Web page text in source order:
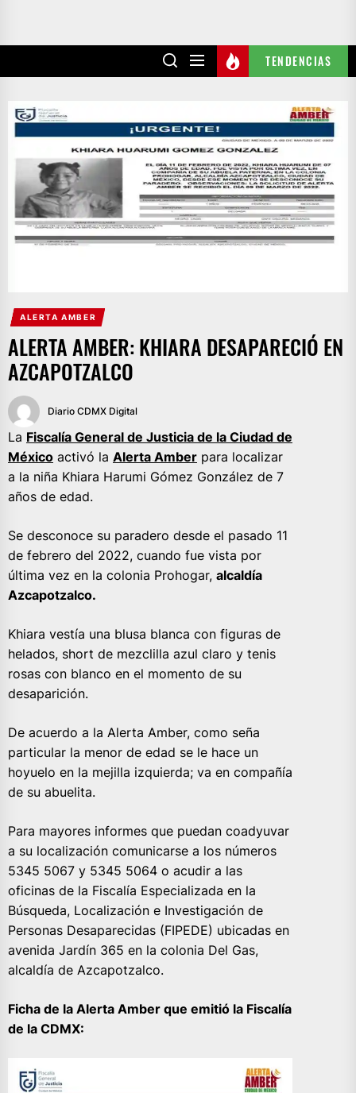
TENDENCIAS
ALERTA AMBER
ALERTA AMBER: KHIARA DESAPARECIÓ EN
AZCAPOTZALCO
Diario CDMX Digital
La Fiscalía General de Justicia de la Ciudad de
México activó la Alerta Amber para localizar
a la niña Khiara Harumi Gómez González de 7
años de edad.
Se desconoce su paradero desde el pasado 11
de febrero del 2022, cuando fue vista por
última vez en la colonia Prohogar, alcaldía
Azcapotzalco.
Khiara vestía una blusa blanca con figuras de
helados, short de mezclilla azul claro y tenis
rosas con blanco en el momento de su
desaparición.
De acuerdo a la Alerta Amber, como seña
particular la menor de edad se le hace un
hoyuelo en la mejilla izquierda; va en compañía
de su abuelita.
Para mayores informes que puedan coadyuvar
a su localización comunicarse a los números
5345 5067 y 5345 5064 o acudir a las
oficinas de la Fiscalía Especializada en la
Búsqueda, Localización e Investigación de
Personas Desaparecidas (FIPEDE) ubicadas en
avenida Jardín 365 en la colonia Del Gas,
alcaldía de Azcapotzalco.
Ficha de la Alerta Amber que emitió la Fiscalía
de la CDMX: